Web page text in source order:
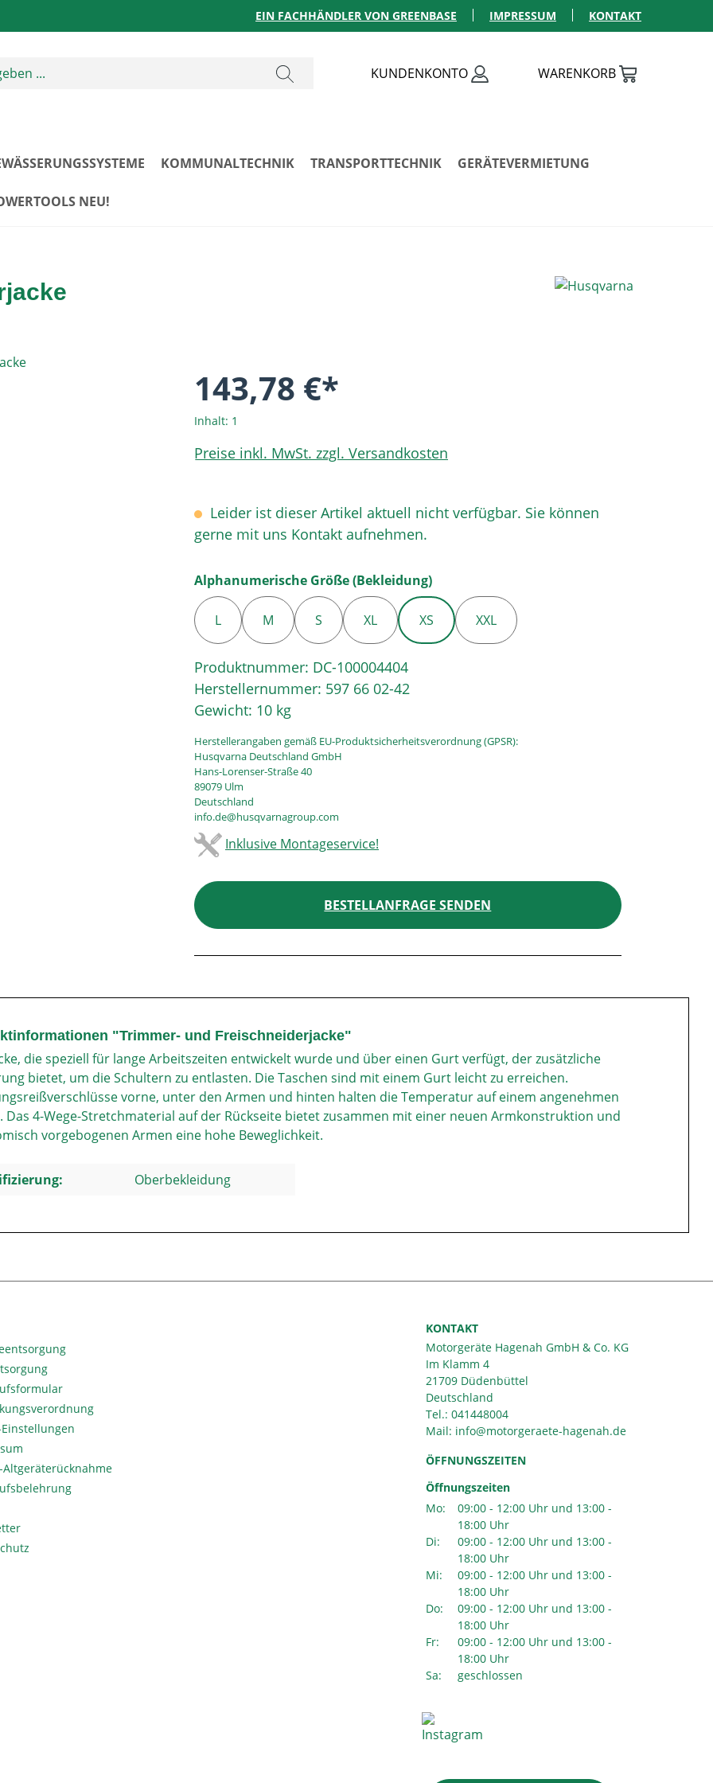
EIN FACHHÄNDLER VON GREENBASE IMPRESSUM KONTAKT
KUNDENKONTO WARENKORB
KOMMUNALTECHNIK TRANSPORTTECHNIK GERÄTEVERMIETUNG
NEU!
143,78 €*
Inhalt: 1
Preise inkl. MwSt. zzgl. Versandkosten
Leider ist dieser Artikel aktuell nicht verfügbar. Sie können
gerne mit uns Kontakt aufnehmen.
Alphanumerische Größe (Bekleidung)auswählen
L M S XL XS XXL
Produktnummer: DC-100004404
Herstellernummer: 597 66 02-42
Gewicht: 10 kg
Herstellerangaben gemäß EU-Produktsicherheitsverordnung (GPSR):
Husqvarna Deutschland GmbH
Hans-Lorenser-Straße 40
89079 Ulm
Deutschland
info.de@husqvarnagroup.com
Inklusive Montageservice!
BESTELLANFRAGE SENDEN
"Trimmer- und Freischneiderjacke"
die speziell für lange Arbeitszeiten entwickelt wurde und über einen Gurt verfügt, der zusätzliche
bietet, um die Schultern zu entlasten. Die Taschen sind mit einem Gurt leicht zu erreichen.
vorne, unter den Armen und hinten halten die Temperatur auf einem angenehmen
Das 4-Wege-Stretchmaterial auf der Rückseite bietet zusammen mit einer neuen Armkonstruktion und
vorgebogenen Armen eine hohe Beweglichkeit.
Oberbekleidung
Altgeräterücknahme
KONTAKT
Motorgeräte Hagenah GmbH & Co. KG
Im Klamm 4
21709 Düdenbüttel
Deutschland
Tel.: 041448004
Mail:
ÖFFNUNGSZEITEN
Öffnungszeiten
Mo:
09:00 - 12:00 Uhr und 13:00 -
18:00 Uhr
Di:
09:00 - 12:00 Uhr und 13:00 -
18:00 Uhr
Mi:
09:00 - 12:00 Uhr und 13:00 -
18:00 Uhr
Do:
09:00 - 12:00 Uhr und 13:00 -
18:00 Uhr
Fr:
09:00 - 12:00 Uhr und 13:00 -
18:00 Uhr
Sa:
geschlossen